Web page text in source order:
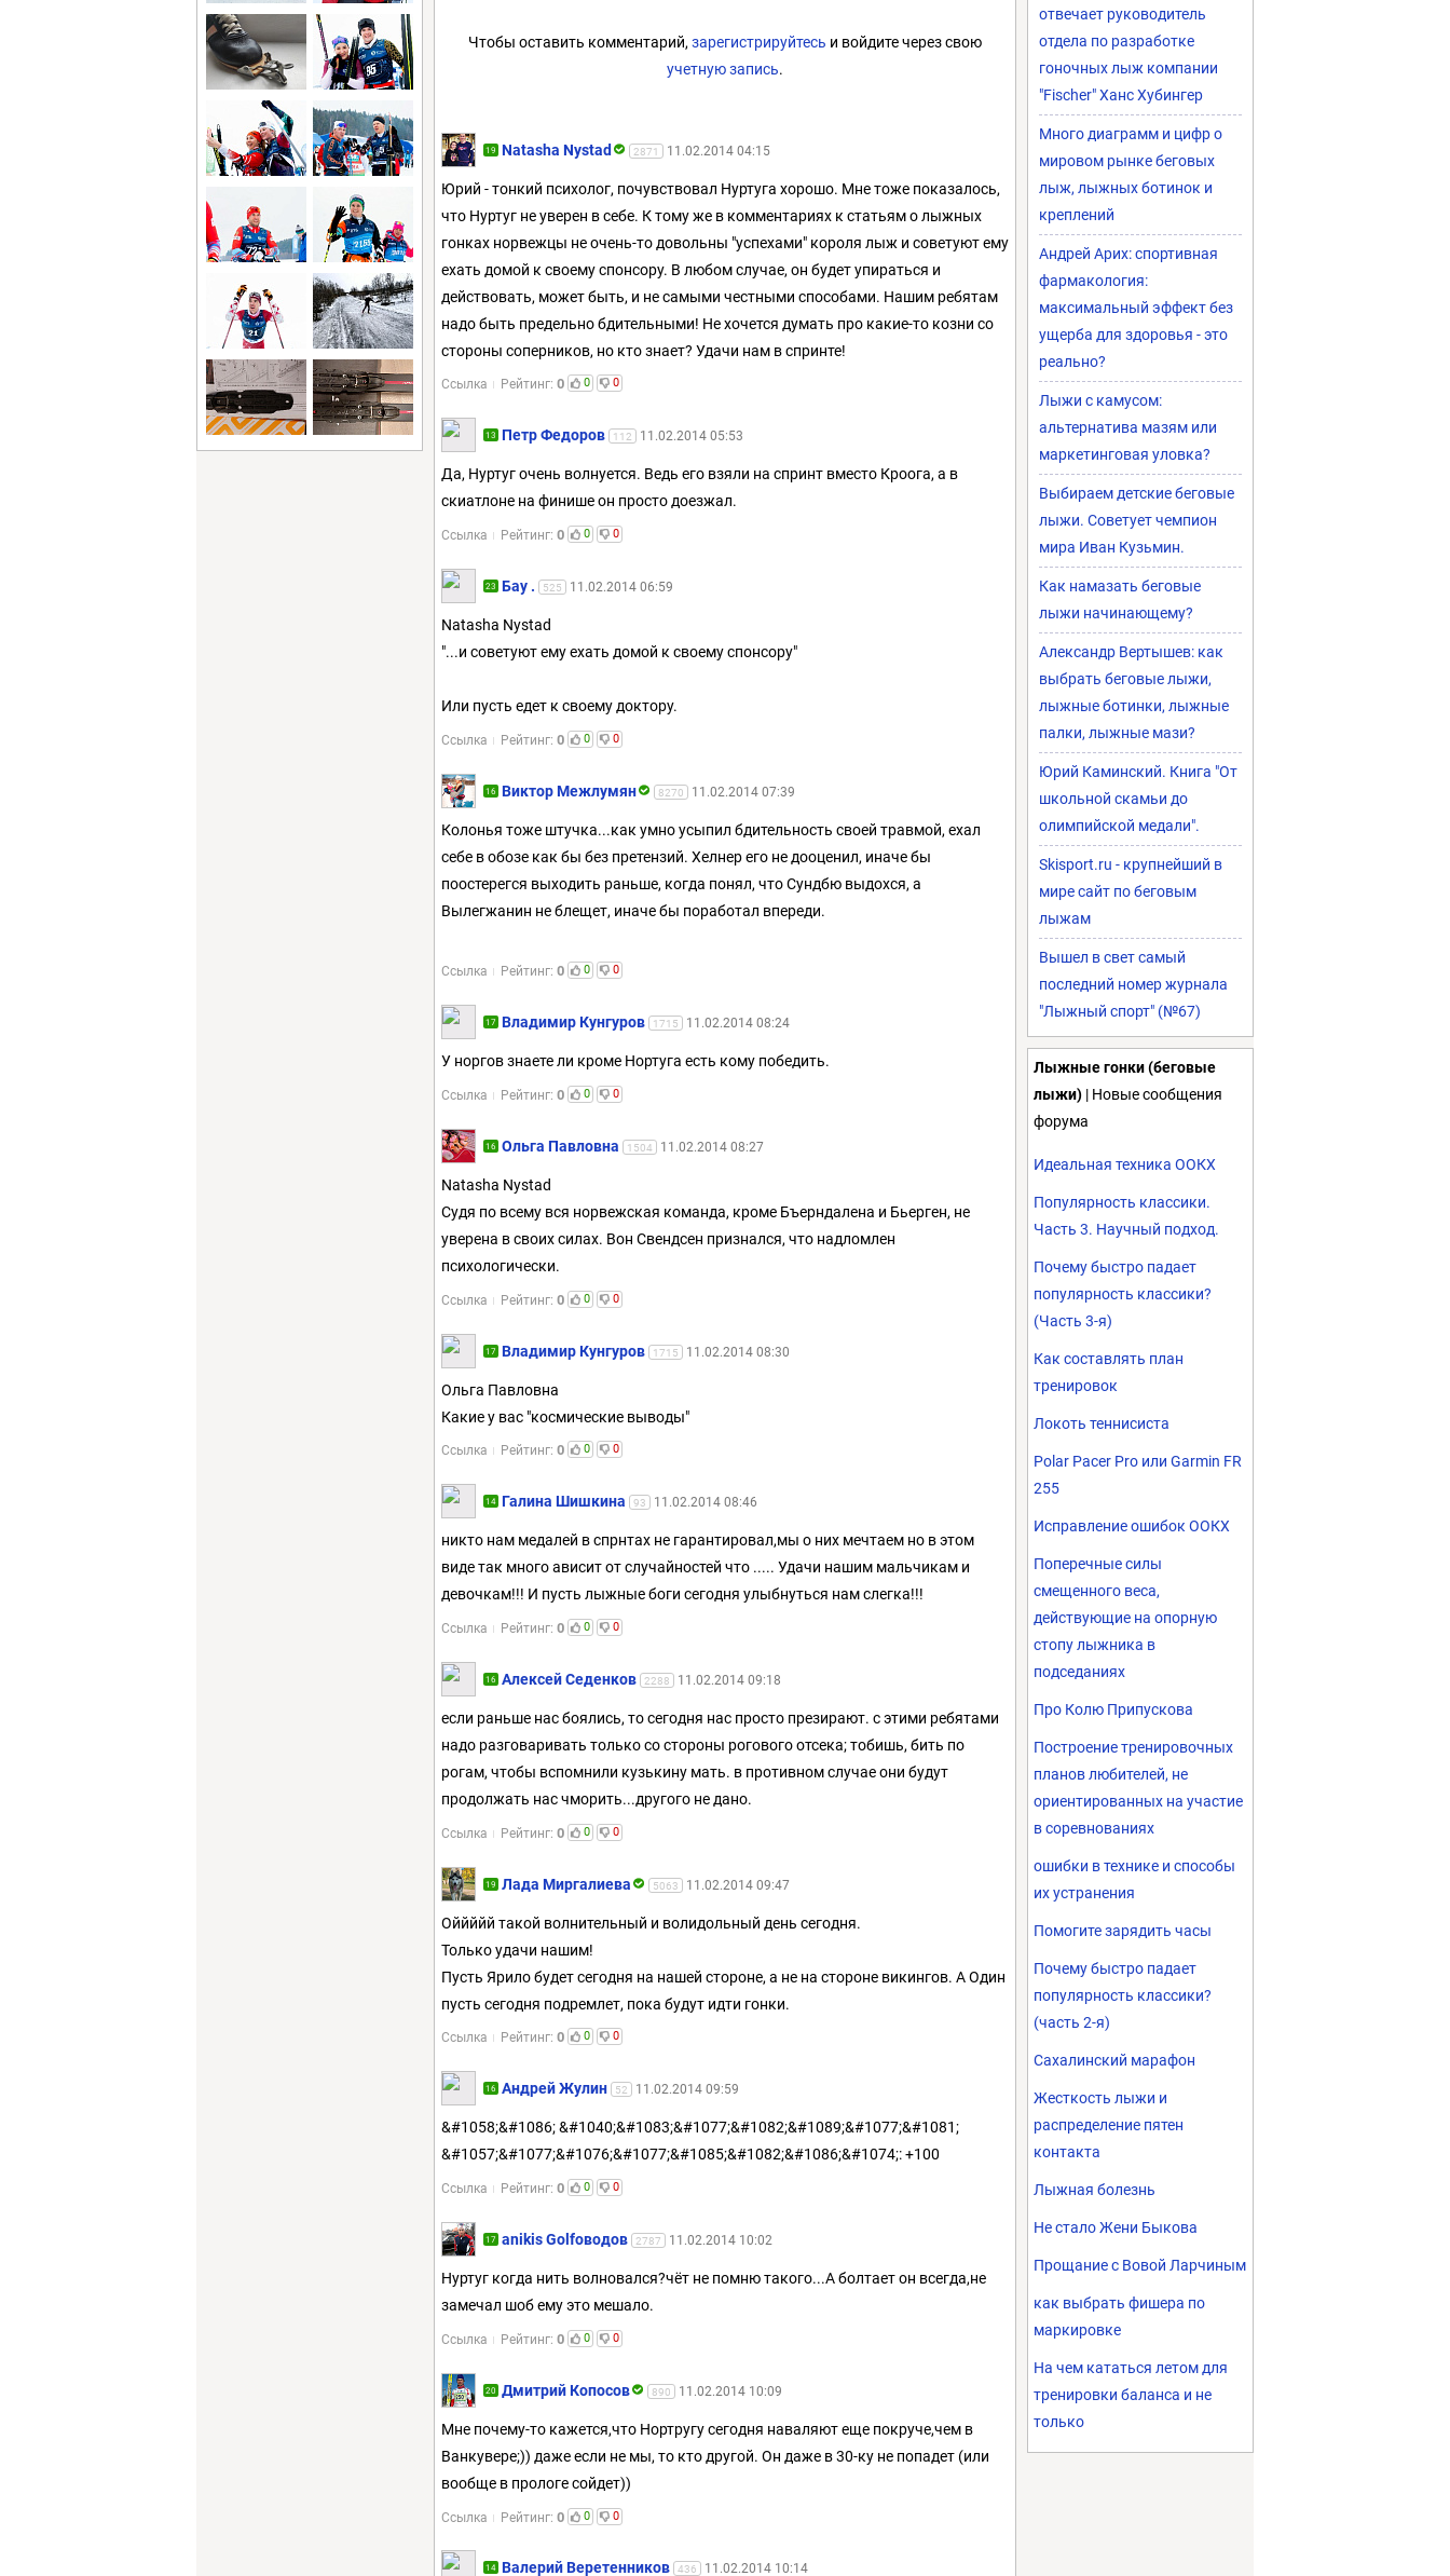
Чтобы оставить комментарий, зарегистрируйтесь и войдите через свою
учетную запись.
19 Natasha Nystad 2871 11.02.2014 04:15
Юрий - тонкий психолог, почувствовал Нуртуга хорошо. Мне тоже показалось,
что Нуртуг не уверен в себе. К тому же в комментариях к статьям о лыжных
гонках норвежцы не очень-то довольны "успехами" короля лыж и советуют ему
ехать домой к своему спонсору. В любом случае, он будет упираться и
действовать, может быть, и не самыми честными способами. Нашим ребятам
надо быть предельно бдительными! Не хочется думать про какие-то козни со
стороны соперников, но кто знает? Удачи нам в спринте!
Ссылка Рейтинг: 0 0 0
13 Петр Федоров 112 11.02.2014 05:53
Да, Нуртуг очень волнуется. Ведь его взяли на спринт вместо Кроога, а в
скиатлоне на финише он просто доезжал.
Ссылка Рейтинг: 0 0 0
23 Бау . 525 11.02.2014 06:59
Natasha Nystad
"...и советуют ему ехать домой к своему спонсору"
Или пусть едет к своему доктору.
Ссылка Рейтинг: 0 0 0
16 Виктор Межлумян 8270 11.02.2014 07:39
Колонья тоже штучка...как умно усыпил бдительность своей травмой, ехал
себе в обозе как бы без претензий. Хелнер его не дооценил, иначе бы
поостерегся выходить раньше, когда понял, что Сундбю выдохся, а
Вылегжанин не блещет, иначе бы поработал впереди.
Ссылка Рейтинг: 0 0 0
17 Владимир Кунгуров 1715 11.02.2014 08:24
У норгов знаете ли кроме Нортуга есть кому победить.
Ссылка Рейтинг: 0 0 0
16 Ольга Павловна 1504 11.02.2014 08:27
Natasha Nystad
Судя по всему вся норвежская команда, кроме Бъерндалена и Бьерген, не
уверена в своих силах. Вон Свендсен признался, что надломлен
психологически.
Ссылка Рейтинг: 0 0 0
17 Владимир Кунгуров 1715 11.02.2014 08:30
Ольга Павловна
Какие у вас "космические выводы"
Ссылка Рейтинг: 0 0 0
14 Галина Шишкина 93 11.02.2014 08:46
никто нам медалей в спрнтах не гарантировал,мы о них мечтаем но в этом
виде так много ависит от случайностей что ..... Удачи нашим мальчикам и
девочкам!!! И пусть лыжные боги сегодня улыбнуться нам слегка!!!
Ссылка Рейтинг: 0 0 0
16 Алексей Седенков 2288 11.02.2014 09:18
если раньше нас боялись, то сегодня нас просто презирают. с этими ребятами
надо разговаривать только со стороны рогового отсека; тобишь, бить по
рогам, чтобы вспомнили кузькину мать. в противном случае они будут
продолжать нас чморить...другого не дано.
Ссылка Рейтинг: 0 0 0
19 Лада Миргалиева 5063 11.02.2014 09:47
Оййййй такой волнительный и волидольный день сегодня.
Только удачи нашим!
Пусть Ярило будет сегодня на нашей стороне, а не на стороне викингов. А Один
пусть сегодня подремлет, пока будут идти гонки.
Ссылка Рейтинг: 0 0 0
16 Андрей Жулин 52 11.02.2014 09:59
&#1058;&#1086; &#1040;&#1083;&#1077;&#1082;&#1089;&#1077;&#1081;
&#1057;&#1077;&#1076;&#1077;&#1085;&#1082;&#1086;&#1074;: +100
Ссылка Рейтинг: 0 0 0
17 anikis Golfоводов 2787 11.02.2014 10:02
Нуртуг когда нить волновался?чёт не помню такого...А болтает он всегда,не
замечал шоб ему это мешало.
Ссылка Рейтинг: 0 0 0
20 Дмитрий Копосов 890 11.02.2014 10:09
Мне почему-то кажется,что Нортругу сегодня наваляют еще покруче,чем в
Ванкувере;)) даже если не мы, то кто другой. Он даже в 30-ку не попадет (или
вообще в прологе сойдет))
Ссылка Рейтинг: 0 0 0
14 Валерий Веретенников 436 11.02.2014 10:14
отвечает руководитель
отдела по разработке
гоночных лыж компании
"Fischer" Ханс Хубингер
Много диаграмм и цифр о
мировом рынке беговых
лыж, лыжных ботинок и
креплений
Андрей Арих: спортивная
фармакология:
максимальный эффект без
ущерба для здоровья - это
реально?
Лыжи с камусом:
альтернатива мазям или
маркетинговая уловка?
Выбираем детские беговые
лыжи. Советует чемпион
мира Иван Кузьмин.
Как намазать беговые
лыжи начинающему?
Александр Вертышев: как
выбрать беговые лыжи,
лыжные ботинки, лыжные
палки, лыжные мази?
Юрий Каминский. Книга "От
школьной скамьи до
олимпийской медали".
Skisport.ru - крупнейший в
мире сайт по беговым
лыжам
Вышел в свет самый
последний номер журнала
"Лыжный спорт" (№67)
Лыжные гонки (беговые
лыжи) | Новые сообщения
форума
Идеальная техника ООКХ
Популярность классики.
Часть 3. Научный подход.
Почему быстро падает
популярность классики?
(Часть 3-я)
Как составлять план
тренировок
Локоть теннисиста
Polar Pacer Pro или Garmin FR
255
Исправление ошибок ООКХ
Поперечные силы
смещенного веса,
действующие на опорную
стопу лыжника в
подседаниях
Про Колю Припускова
Построение тренировочных
планов любителей, не
ориентированных на участие
в соревнованиях
ошибки в технике и способы
их устранения
Помогите зарядить часы
Почему быстро падает
популярность классики?
(часть 2-я)
Сахалинский марафон
Жесткость лыжи и
распределение пятен
контакта
Лыжная болезнь
Не стало Жени Быкова
Прощание с Вовой Ларчиным
как выбрать фишера по
маркировке
На чем кататься летом для
тренировки баланса и не
только